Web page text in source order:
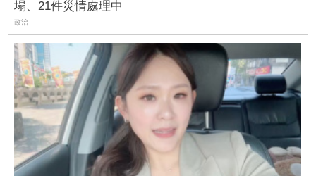
塌、21件災情處理中
政治